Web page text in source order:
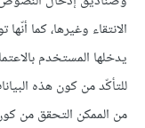
الانتقاء وغيرها، كما
يدخلها المستخدم
للتأكّد من كون هذه
من الممكن التحقق من